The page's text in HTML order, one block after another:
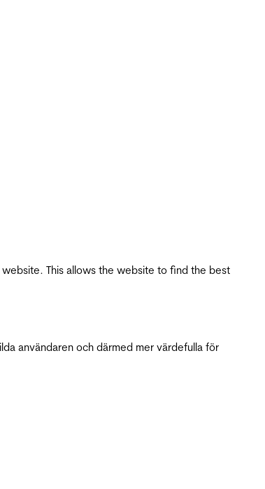
This allows the website to find the best
användaren och därmed mer värdefulla för